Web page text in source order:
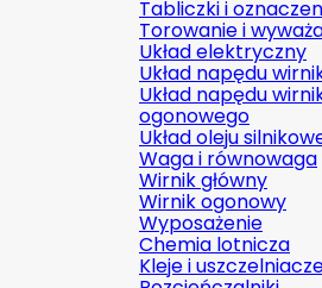
Tabliczki i
Torowanie i
Układ elektryczny
Układ napędu
Układ napędu
ogonowego
Układ oleju
Waga i równowaga
Wirnik główny
Wirnik ogonowy
Wyposażenie
Chemia lotnicza
Kleje i